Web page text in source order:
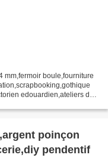
mm,fermoir boule,fourniture
edouardien,ateliers du
poinçon
pendentif